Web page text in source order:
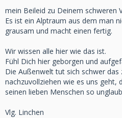
mein Beileid zu Deinem schweren
Es ist ein Alptraum aus dem man
grausam und macht einen fertig.
Wir wissen alle hier wie das ist.
Fühl Dich hier geborgen und
Die Außenwelt tut sich schwer das
nachzuvollziehen wie es uns geht,
seinen lieben Menschen so
Vlg. Linchen